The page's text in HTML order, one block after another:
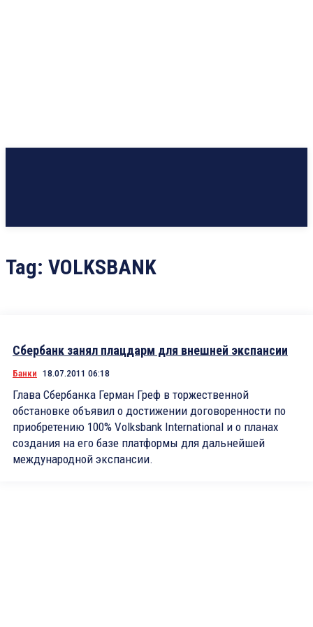
Tag: VOLKSBANK
Сбербанк занял плацдарм для внешней экспансии
Банки 18.07.2011 06:18
Глава Сбербанка Герман Греф в торжественной
обстановке объявил о достижении договоренности по
приобретению 100% Volksbank International и о планах
создания на его базе платформы для дальнейшей
международной экспансии.